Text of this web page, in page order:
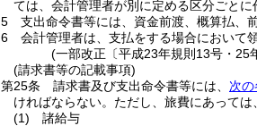
ては、会計管理者が別に定める区分ごとに
5
支出命令書等には、資金前渡、概算払、
6
会計管理者は、支払をする場合において
(一部改正〔平成23年規則13号・25
(請求書等の記載事項)
第25条
請求書及び支出命令書等には、 次
ければならない。 ただし、旅費にあっては
(1)
諸給与